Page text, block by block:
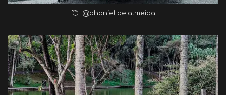
@dhaniel.de.almeida